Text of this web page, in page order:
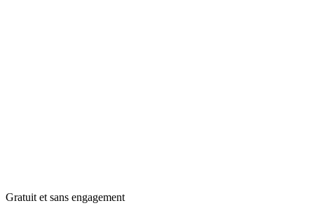
Gratuit et sans engagement